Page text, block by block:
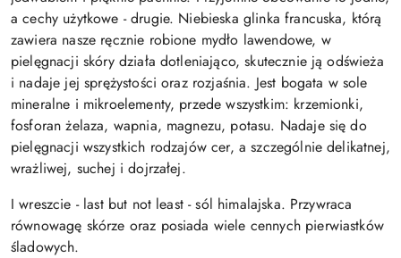
a cechy użytkowe - drugie. Niebieska glinka francuska, którą
zawiera nasze ręcznie robione mydło lawendowe, w
pielęgnacji skóry działa dotleniająco, skutecznie ją odświeża
i nadaje jej sprężystości oraz rozjaśnia. Jest bogata w sole
mineralne i mikroelementy, przede wszystkim: krzemionki,
fosforan żelaza, wapnia, magnezu, potasu. Nadaje się do
pielęgnacji wszystkich rodzajów cer, a szczególnie delikatnej,
wrażliwej, suchej i dojrzałej.
I wreszcie - last but not least - sól himalajska. Przywraca
równowagę skórze oraz posiada wiele cennych pierwiastków
śladowych.